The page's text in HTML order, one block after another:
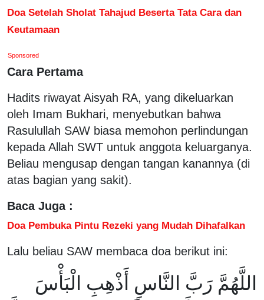
Doa Setelah Sholat Tahajud Beserta Tata Cara dan
Keutamaan
Sponsored
Cara Pertama
Hadits riwayat Aisyah RA, yang dikeluarkan
oleh Imam Bukhari, menyebutkan bahwa
Rasulullah SAW biasa memohon perlindungan
kepada Allah SWT untuk anggota keluarganya.
Beliau mengusap dengan tangan kanannya (di
atas bagian yang sakit).
Baca Juga :
Doa Pembuka Pintu Rezeki yang Mudah Dihafalkan
Lalu beliau SAW membaca doa berikut ini:
اللَّهُمَّ رَبَّ النَّاسِ أَذْهِبِ الْبَأْسَ